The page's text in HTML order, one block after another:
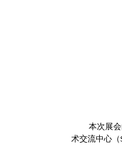
本次展
术交流中心（